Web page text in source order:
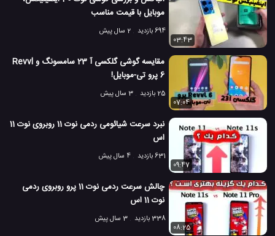
10.6 هزار بازدید
تکنولوژی موبایل
موبایل با قیمت مناسب
694 بازدید
2 سال پیش
03:43
مقایسه گوشی گلکسی آ 23 سامسونگ و Revvl
6 پرو تی-موبایل!
25 بازدید
3 سال پیش
07:04
نبرد سرعت شیائومی ردمی نوت 11 روبروی نوت 11
اس
631 بازدید
4 سال پیش
09:47
چالش سرعت ردمی نوت 11 پرو روبروی ردمی
نوت 11 اس
338 بازدید
3 سال پیش
08:25